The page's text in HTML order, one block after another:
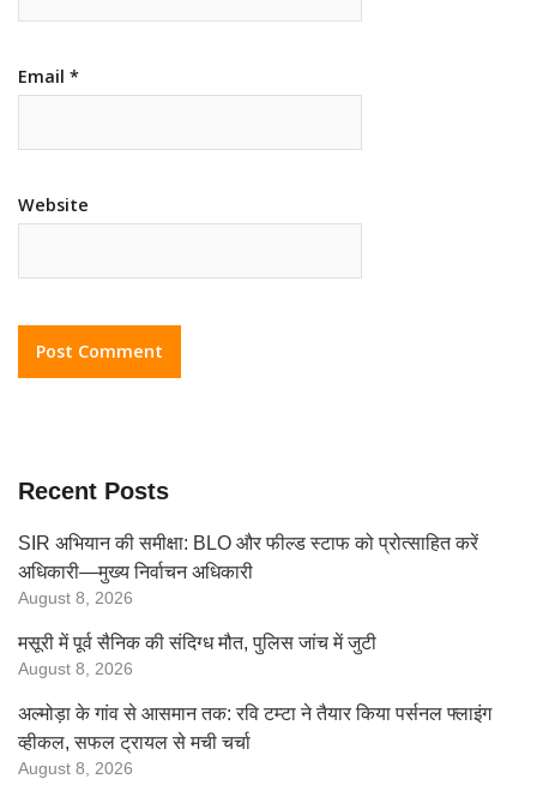
Email *
Website
Recent Posts
SIR अभियान की समीक्षा: BLO और फील्ड स्टाफ को प्रोत्साहित करें
अधिकारी—मुख्य निर्वाचन अधिकारी
August 8, 2026
मसूरी में पूर्व सैनिक की संदिग्ध मौत, पुलिस जांच में जुटी
August 8, 2026
अल्मोड़ा के गांव से आसमान तक: रवि टम्टा ने तैयार किया पर्सनल फ्लाइंग
व्हीकल, सफल ट्रायल से मची चर्चा
August 8, 2026